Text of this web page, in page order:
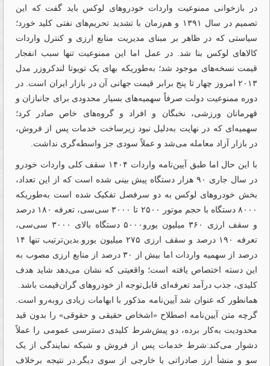
در بازخوانی ممنوعیت واردات خودروهای لوکس باید گفت که این
تصمیم در سال ۱۳۹۱ و هم‌‌‌زمان با تشدید تحریم‌های نفتی کلید خورد؛
سیاستی که در ظاهر بر مبنای مدیریت منابع ارزی و کنترل واردات
کالاهای لوکس بنا شد. در عمل اما این ممنوعیت تنها سبب انفجار
قیمت نسخه‌های موجود شد؛ به‌طوریکه بهای یک تویوتا لندکروزر مدل
۲۰۱۳ امروز چهار تا پنج برابر قیمت جهانی آن در بازار ایران است. در
دوره ممنوعیت دولت صرفاً سهمیه‌های بسیار محدودی برای جانبازان و
قهرمانان ورزشی، نخبگان و افراد و گروه‌های خاص صادر کرد؛
سهمیه‌‌‌ای که در نهایت به‌‌‌دلیل نبود زیرساخت خدمات پس از فروش،
در بازار آزاد معامله می‌شد و عملاً سودی جز واسطه‌‌‌گری نداشت.
با این حال اما طبق آیین‌‌‌نامه واردات ۱۴۰۴ سقف کلی واردات خودرو
در سال جاری ۹۰ هزار دستگاه پیش بینی شده است که از این تعداد،
بخش خودروهای لوکس به دو سرفصل تفکیک شده است به‌طوریکه
۸۰۰۰ دستگاه با حجم موتور ۲۵۰۰ تا ۳۰۰۰ سی‌‌‌سی، تعرفه ۱۸۰ درصد
و سقف ارزی ۳۶۰ میلیون یورو۵۰۰۰ دستگاه بالای ۳۰۰۰ سی‌‌‌سی،
تعرفه ۱۹۰ درصد و سقف ارزی ۲۷۵ میلیون یورو.بدین‌ترتیب تنها ۱۴
درصد از سهمیه واردات اما بیش از ۳۰ درصد از منابع ارزی مصوب به
این دسته اختصاص یافته است؛ واقعیتی که نشان می‌دهد شاید هدف
کلیدی، جذب درآمد تعرفه‌‌‌ای قابل‌‌‌توجه از خودروهای گران‌‌‌قیمت باشد.
همانطور که عنوان شد آیین‌‌‌نامه مذکور با ابهامات زیادی روبه‌رو است.
گرچه متن آیین‌‌‌نامه اصطلاح «اشخاص حقیقی و حقوقی» را بدون قید
محدودیت به‌‌‌کار برده، دو پیش‌‌‌شرط کلیدی دسترسی عمومی را عملاً
دشوار می‌‌‌کند:شرط خدمات پس از فروش و شبکه نمایندگی از یک
سو و منشأ ارز صادراتی یا خارجی از سوی دیگر.در نتیجه برخلاف